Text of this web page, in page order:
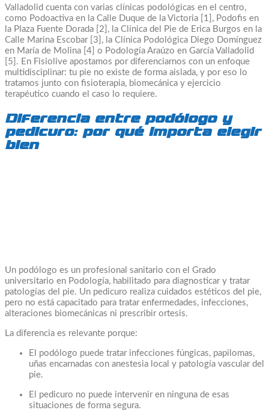
Valladolid cuenta con varias clínicas podológicas en el centro,
como Podoactiva en la Calle Duque de la Victoria [1], Podofis en
la Plaza Fuente Dorada [2], la Clínica del Pie de Erica Burgos en la
Calle Marina Escobar [3], la Clínica Podológica Diego Domínguez
en María de Molina [4] o Podología Araúzo en García Valladolid
[5]. En Fisiolive apostamos por diferenciarnos con un enfoque
multidisciplinar: tu pie no existe de forma aislada, y por eso lo
tratamos junto con fisioterapia, biomecánica y ejercicio
terapéutico cuando el caso lo requiere.
Diferencia entre podólogo y
pedicuro: por qué importa elegir
bien
Un podólogo es un profesional sanitario con el Grado
universitario en Podología, habilitado para diagnosticar y tratar
patologías del pie. Un pedicuro realiza cuidados estéticos del pie,
pero no está capacitado para tratar enfermedades, infecciones,
alteraciones biomecánicas ni prescribir ortesis.
La diferencia es relevante porque:
El podólogo puede tratar infecciones fúngicas, papilomas,
uñas encarnadas con anestesia local y patología vascular del
pie.
El pedicuro no puede intervenir en ninguna de esas
situaciones de forma segura.